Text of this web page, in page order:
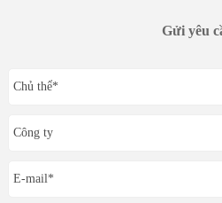
Gửi yêu